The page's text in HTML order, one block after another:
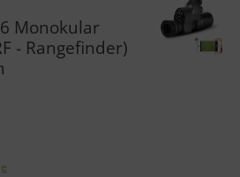
Monokular
- Rangefinder)